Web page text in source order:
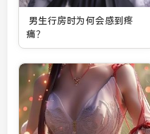
男生行房时为何会感到疼
痛？